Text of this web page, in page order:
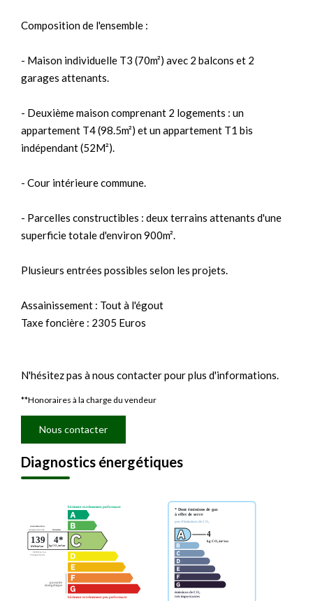
Composition de l'ensemble :
- Maison individuelle T3 (70m²) avec 2 balcons et 2
garages attenants.
- Deuxième maison comprenant 2 logements : un
appartement T4 (98.5m²) et un appartement T1 bis
indépendant (52M²).
- Cour intérieure commune.
- Parcelles constructibles : deux terrains attenants d'une
superficie totale d'environ 900m².
Plusieurs entrées possibles selon les projets.
Assainissement : Tout à l'égout
Taxe foncière : 2305 Euros
N'hésitez pas à nous contacter pour plus d'informations.
**Honoraires à la charge du vendeur
Nous contacter
Diagnostics énergétiques